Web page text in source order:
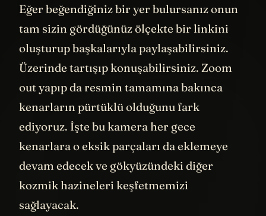
Eğer beğendiğiniz bir yer bulursanız onun
tam sizin gördüğünüz ölçekte bir linkini
oluşturup başkalarıyla paylaşabilirsiniz.
Üzerinde tartışıp konuşabilirsiniz. Zoom
out yapıp da resmin tamamına bakınca
kenarların pürtüklü olduğunu fark
ediyoruz. İşte bu kamera her gece
kenarlara o eksik parçaları da eklemeye
devam edecek ve gökyüzündeki diğer
kozmik hazineleri keşfetmemizi